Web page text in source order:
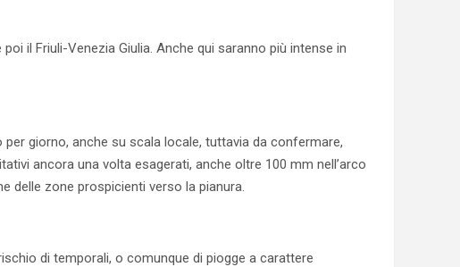
il Friuli-Venezia Giulia. Anche qui saranno più intense in
giorno, anche su scala locale, tuttavia da confermare,
ancora una volta esagerati, anche oltre 100 mm nell’arco
delle zone prospicienti verso la pianura.
di temporali, o comunque di piogge a carattere